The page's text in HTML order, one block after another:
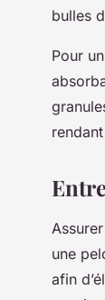
bulles
Pour
une
afin